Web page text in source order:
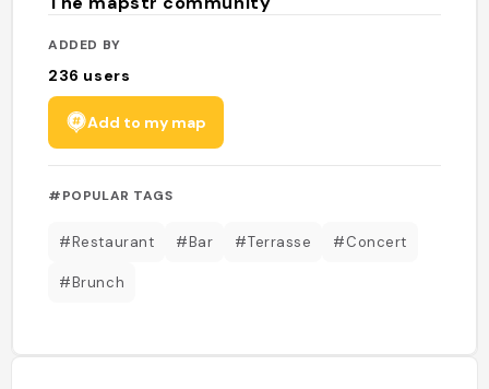
ADDED BY
236 users
Add to my map
#POPULAR TAGS
#Restaurant #Bar #Terrasse #Concert
#Brunch